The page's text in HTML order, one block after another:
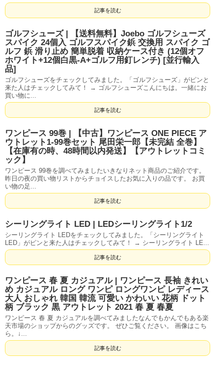
記事を読む
ゴルフシューズ | 【送料無料】Joebo ゴルフシューズ
スパイク 24個入 ゴルフスパイク鋲 交換用 スパイク ゴ
ルフ 鋲 滑り止め 簡単脱着 収納ケース付き (12個オフ
ホワイト+12個白黒-A+ゴルフ用釘レンチ) [並行輸入
品]
ゴルフシューズをチェックしてみました。「ゴルフシューズ」がピンと
来た人はチェックしてみて！ → ゴルフシューズこんにちは。一緒にお
買い物に...
記事を読む
ワンピース 99巻 | 【中古】ワンピース ONE PIECE ア
ウトレット1-99巻セット 尾田栄一郎【未完結 全巻】
【在庫有の時、48時間以内発送】【アウトレットコミ
ック】
ワンピース 99巻を調べてみましたいきなりネット商品のご紹介です。
昨日の夜の買い物リストからチョイスしたお気に入りの品です。 お買
い物の足...
記事を読む
シーリングライト LED | LEDシーリングライト1/2
シーリングライト LEDをチェックしてみました。「シーリングライト
LED」がピンと来た人はチェックしてみて！ → シーリングライト LE...
記事を読む
ワンピース 春 夏 カジュアル | ワンピース 長袖 きれい
め カジュアル ロング ワンピ ロングワンピ レディース
大人 おしゃれ 韓国 韓流 可愛い かわいい 花柄 ドット
柄 ブラック 黒 アウトレット 2021 春 夏 春夏
ワンピース 春 夏 カジュアルを調べてみましたなんでもかんでもある楽
天市場のショップからのグッズです。 ぜひご覧ください。 画像はこち
ら。↓...
記事を読む